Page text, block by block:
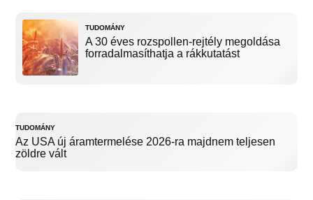
TUDOMÁNY
A 30 éves rozspollen-rejtély megoldása
forradalmasíthatja a rákkutatást
TUDOMÁNY
Az USA új áramtermelése 2026-ra majdnem teljesen
zöldre vált